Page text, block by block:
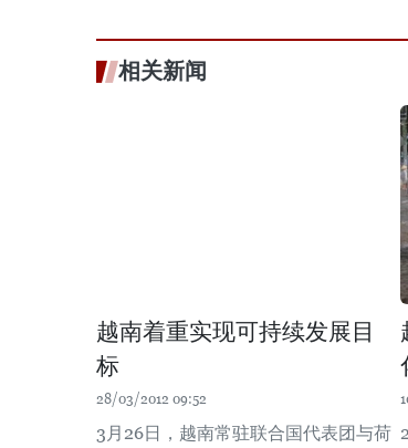
相关新闻
越南着重实现可持续发展目
标
28/03/2012 09:52
3月26日，越南常驻联合国代表团与荷